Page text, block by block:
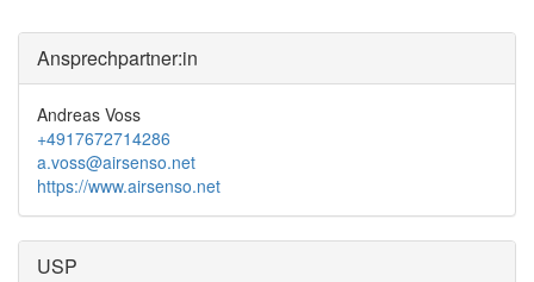
Ansprechpartner:in
Andreas Voss
+4917672714286
a.voss@airsenso.net
https://www.airsenso.net
USP